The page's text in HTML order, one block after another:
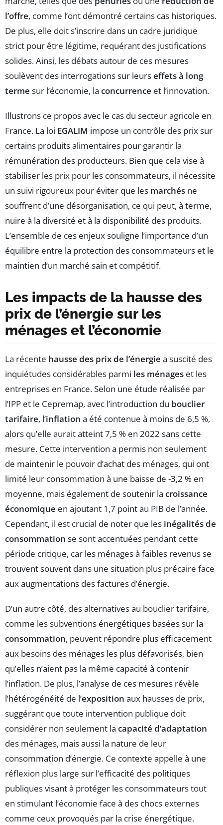
l’offre, comme l’ont démontré certains cas historiques.
De plus, elle doit s’inscrire dans un cadre juridique
strict pour être légitime, requérant des justifications
solides. Ainsi, les débats autour de ces mesures
soulèvent des interrogations sur leurseffets à long
terme sur l’économie, la concurrence et l’innovation.
Illustrons ce propos avec le cas du secteur agricole en
France. La loi EGALIM impose un contrôle des prix sur
certains produits alimentaires pour garantir la
rémunération des producteurs. Bien que cela vise à
stabiliser les prix pour les consommateurs, il nécessite
un suivi rigoureux pour éviter que les marchés ne
souffrent d’une désorganisation, ce qui peut, à terme,
nuire à la diversité et à la disponibilité des produits.
L’ensemble de ces enjeux souligne l’importance d’un
équilibre entre la protection des consommateurs et le
maintien d’un marché sain et compétitif.
Les impacts de la hausse des
prix de l’énergie sur les
ménages et l’économie
La récente hausse des prix de l’énergie a suscité des
inquiétudes considérables parmi les ménages et les
entreprises en France. Selon une étude réalisée par
l’IPP et le Cepremap, avec l’introduction du bouclier
tarifaire, l’inflation a été contenue à moins de 6,5 %,
alors qu’elle aurait atteint 7,5 % en 2022 sans cette
mesure. Cette intervention a permis non seulement
de maintenir le pouvoir d’achat des ménages, qui ont
limité leur consommation à une baisse de -3,2 % en
moyenne, mais également de soutenir la croissance
économique en ajoutant 1,7 point au PIB de l’année.
Cependant, il est crucial de noter que les inégalités de
consommation se sont accentuées pendant cette
période critique, car les ménages à faibles revenus se
trouvent souvent dans une situation plus précaire face
aux augmentations des factures d’énergie.
D’un autre côté, des alternatives au bouclier tarifaire,
comme les subventions énergétiques basées sur la
consommation, peuvent répondre plus efficacement
aux besoins des ménages les plus défavorisés, bien
qu’elles n’aient pas la même capacité à contenir
l’inflation. De plus, l’analyse de ces mesures révèle
l’hétérogénéité de l’exposition aux hausses de prix,
suggérant que toute intervention publique doit
considérer non seulement la capacité d’adaptation
des ménages, mais aussi la nature de leur
consommation d’énergie. Ce contexte appelle à une
réflexion plus large sur l’efficacité des politiques
publiques visant à protéger les consommateurs tout
en stimulant l’économie face à des chocs externes
comme ceux provoqués par la crise énergétique.